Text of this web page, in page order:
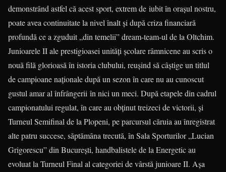
demonstrând astfel că acest sport, extrem de iubit în oraşul nostru,
poate avea continuitate la nivel înalt şi după criza financiară
profundă ce a zguduit „din temelii” dream-team-ul de la Oltchim.
Junioarele II ale prestigioasei unităţi şcolare râmnicene au scris o
nouă filă glorioasă în istoria clubului, reuşind să câştige un titlul
de campioane naţionale după un sezon în care nu au cunoscut
gustul amar al înfrângerii în nici un meci. După etapele din cadrul
campionatului regulat, în care au obţinut treizeci de victorii, şi
Turneul Semifinal de la Plopeni, pe parcursul căruia au înregistrat
alte patru succese, săptămâna trecută, în Sala Sporturilor „Lucian
Grigorescu” din Bucureşti, handbalistele de la Energetic au
evoluat la Turneul Final al categoriei de vârstă junioare II. Aşa